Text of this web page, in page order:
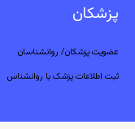
پزشکان
عضویت پزشکان/ روانشناسان
ثبت اطلاعات پزشک یا روانشناس